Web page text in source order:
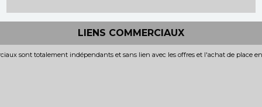
LIENS COMMERCIAUX
sont totalement indépendants et sans lien avec les offres et l'achat de place